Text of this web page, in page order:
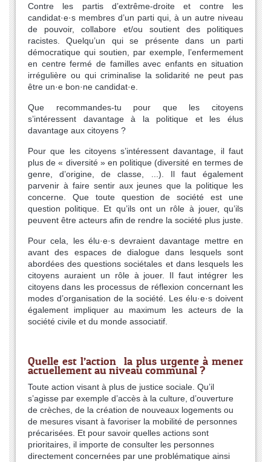
Contre les partis d’extrême-droite et contre les
candidat·e·s membres d’un parti qui, à un autre niveau
de pouvoir, collabore et/ou soutient des politiques
racistes. Quelqu’un qui se présente dans un parti
démocratique qui soutien, par exemple, l’enfermement
en centre fermé de familles avec enfants en situation
irrégulière ou qui criminalise la solidarité ne peut pas
être un·e bon·ne candidat·e.
Que recommandes-tu pour que les citoyens
s’intéressent davantage à la politique et les élus
davantage aux citoyens ?
Pour que les citoyens s’intéressent davantage, il faut
plus de « diversité » en politique (diversité en termes de
genre, d’origine, de classe, ...). Il faut également
parvenir à faire sentir aux jeunes que la politique les
concerne. Que toute question de société est une
question politique. Et qu’ils ont un rôle à jouer, qu’ils
peuvent être acteurs afin de rendre la société plus juste.
Pour cela, les élu·e·s devraient davantage mettre en
avant des espaces de dialogue dans lesquels sont
abordées des questions sociétales et dans lesquels les
citoyens auraient un rôle à jouer. Il faut intégrer les
citoyens dans les processus de réflexion concernant les
modes d’organisation de la société. Les élu·e·s doivent
également impliquer au maximum les acteurs de la
société civile et du monde associatif.
Quelle est l’action la plus urgente à mener
actuellement au niveau communal ?
Toute action visant à plus de justice sociale. Qu’il
s’agisse par exemple d’accès à la culture, d’ouverture
de crèches, de la création de nouveaux logements ou
de mesures visant à favoriser la mobilité de personnes
précarisées. Et pour savoir quelles actions sont
prioritaires, il importe de consulter les personnes
directement concernées par une problématique ainsi